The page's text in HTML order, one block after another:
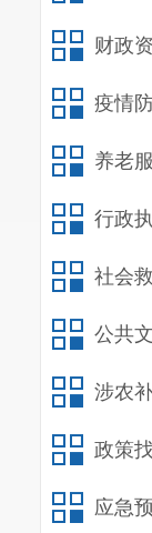
财政
疫情
养老
行政
社会
公共
涉农
政策
应急